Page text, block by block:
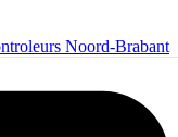
Noord-Brabant